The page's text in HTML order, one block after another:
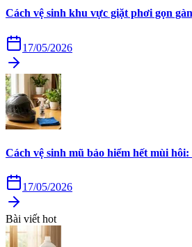
Cách vệ sinh khu vực giặt phơi gọn
17/05/2026
Cách vệ sinh mũ bảo hiểm hết mùi
17/05/2026
Bài viết hot